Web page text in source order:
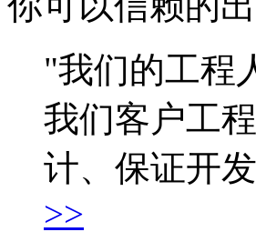
"我们的工程
我们客户工
计、保证开
>>